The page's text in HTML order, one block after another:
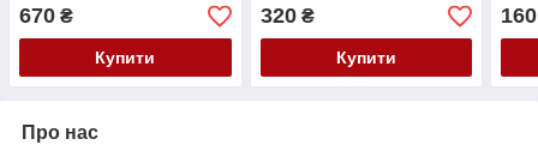
670 ₴
Купити
320₴
Купити
160
Про нас